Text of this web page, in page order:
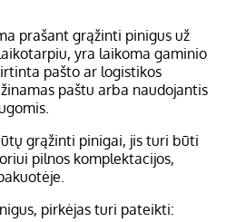
prašant grąžinti pinigus už
yra laikoma gaminio
pašto ar logistikos
paštu arba naudojantis
grąžinti pinigai, jis turi būti
pilnos komplektacijos,
pirkėjas turi pateikti: